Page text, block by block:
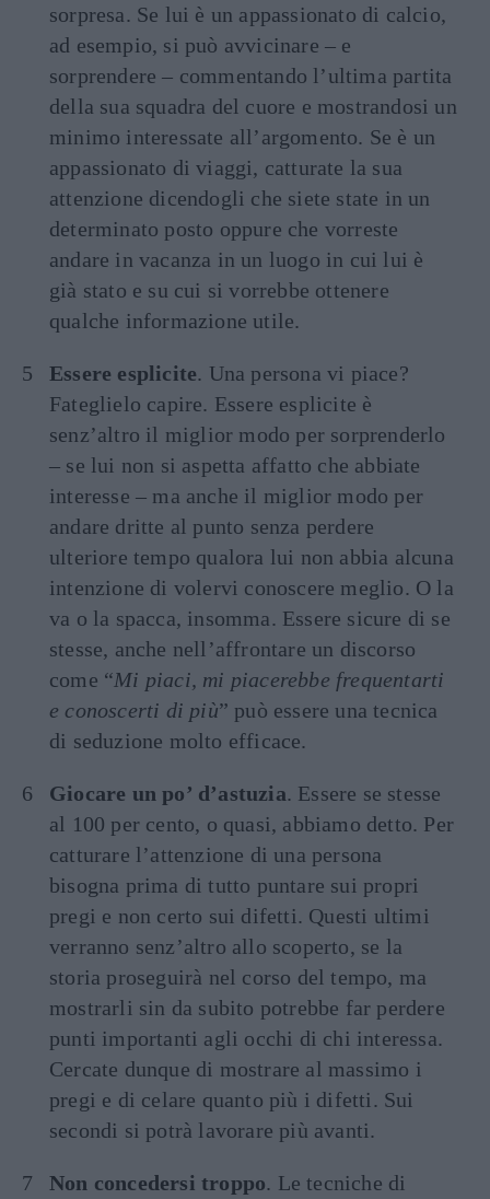
sorpresa. Se lui è un appassionato di calcio,
ad esempio, si può avvicinare – e
sorprendere – commentando l’ultima partita
della sua squadra del cuore e mostrandosi un
minimo interessate all’argomento. Se è un
appassionato di viaggi, catturate la sua
attenzione dicendogli che siete state in un
determinato posto oppure che vorreste
andare in vacanza in un luogo in cui lui è
già stato e su cui si vorrebbe ottenere
qualche informazione utile.
Essere esplicite. Una persona vi piace?
Fateglielo capire. Essere esplicite è
senz’altro il miglior modo per sorprenderlo
– se lui non si aspetta affatto che abbiate
interesse – ma anche il miglior modo per
andare dritte al punto senza perdere
ulteriore tempo qualora lui non abbia alcuna
intenzione di volervi conoscere meglio. O la
va o la spacca, insomma. Essere sicure di se
stesse, anche nell’affrontare un discorso
come “Mi piaci, mi piacerebbe frequentarti
e conoscerti di più” può essere una tecnica
di seduzione molto efficace.
Giocare un po’ d’astuzia. Essere se stesse
al 100 per cento, o quasi, abbiamo detto. Per
catturare l’attenzione di una persona
bisogna prima di tutto puntare sui propri
pregi e non certo sui difetti. Questi ultimi
verranno senz’altro allo scoperto, se la
storia proseguirà nel corso del tempo, ma
mostrarli sin da subito potrebbe far perdere
punti importanti agli occhi di chi interessa.
Cercate dunque di mostrare al massimo i
pregi e di celare quanto più i difetti. Sui
secondi si potrà lavorare più avanti.
Non concedersi troppo. Le tecniche di